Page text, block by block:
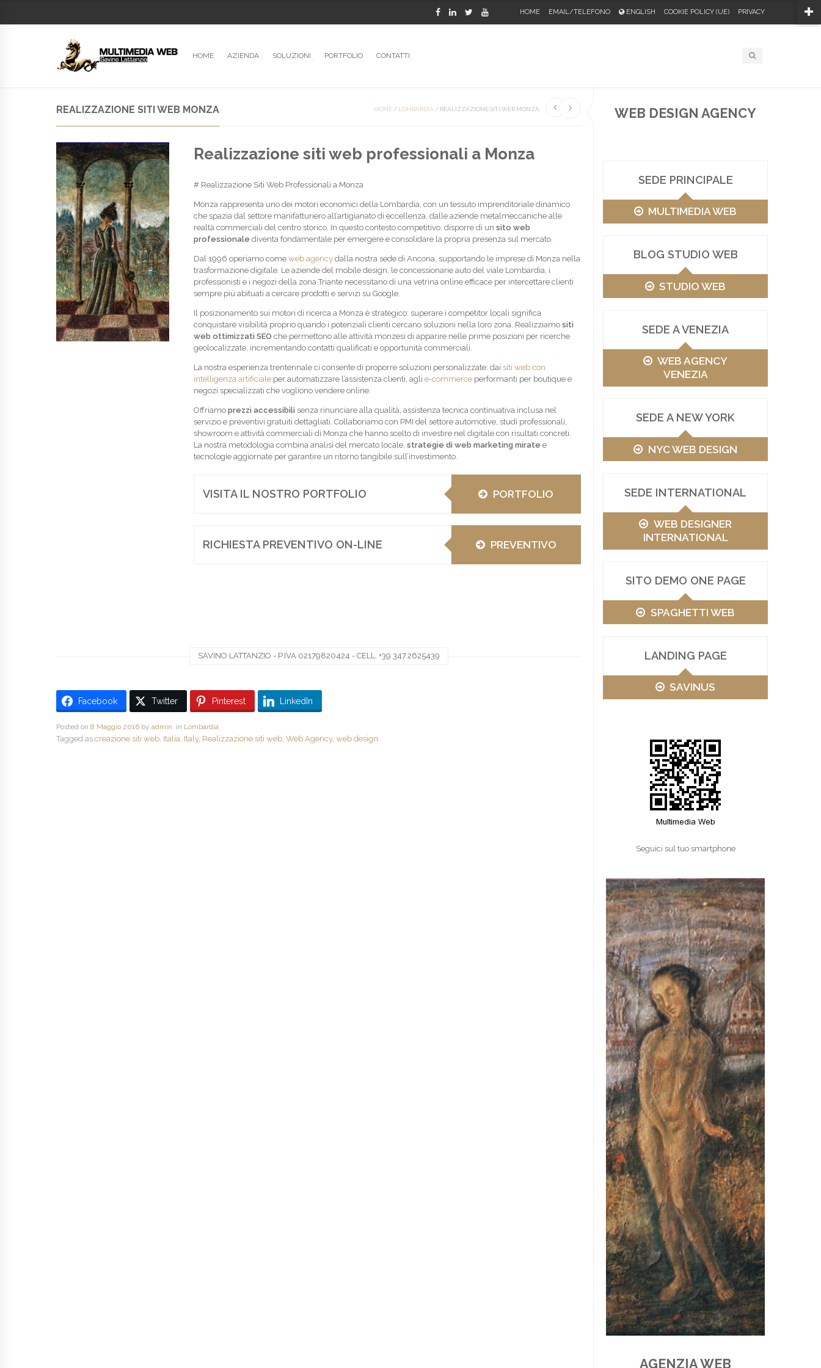
HOME EMAIL/TELEFONO ENGLISH COOKIE POLICY (UE) PRIVACY
HOME AZIENDA SOLUZIONI PORTFOLIO CONTATTI
WEB DESIGN AGENCY
SEDE PRINCIPALE
MULTIMEDIA WEB
BLOG STUDIO WEB
STUDIO WEB
SEDE A VENEZIA
WEB AGENCY
VENEZIA
SEDE A NEW YORK
NYC WEB DESIGN
SEDE INTERNATIONAL
WEB DESIGNER
INTERNATIONAL
SITO DEMO ONE PAGE
SPAGHETTI WEB
LANDING PAGE
SAVINUS
Seguici sul tuo smartphone
AGENZIA WEB
HOME / LOMBARDIA / REALIZZAZIONE SITI WEB MONZA
REALIZZAZIONE SITI WEB MONZA
Realizzazione siti web professionali a Monza
# Realizzazione Siti Web Professionali a Monza
Monza rappresenta uno dei motori economici della Lombardia, con un tessuto imprenditoriale dinamico
che spazia dal settore manifatturiero all’artigianato di eccellenza, dalle aziende metalmeccaniche alle
realtà commerciali del centro storico. In questo contesto competitivo, disporre di un sito web
professionale diventa fondamentale per emergere e consolidare la propria presenza sul mercato.
Dal 1996 operiamo come web agencydalla nostra sede di Ancona, supportando le imprese di Monza nella
trasformazione digitale. Le aziende del mobile design, le concessionarie auto del viale Lombardia, i
professionisti e i negozi della zona Triante necessitano di una vetrina online efficace per intercettare clienti
sempre più abituati a cercare prodotti e servizi su Google.
Il posizionamento sui motori di ricerca a Monza è strategico: superare i competitor locali significa
conquistare visibilità proprio quando i potenziali clienti cercano soluzioni nella loro zona. Realizziamo siti
web ottimizzati SEO che permettono alle attività monzesi di apparire nelle prime posizioni per ricerche
geolocalizzate, incrementando contatti qualificati e opportunità commerciali.
La nostra esperienza trentennale ci consente di proporre soluzioni personalizzate: dai siti web con
intelligenza artificialeper automatizzare l’assistenza clienti, agli e-commerceperformanti per boutique e
negozi specializzati che vogliono vendere online.
Offriamo prezzi accessibili senza rinunciare alla qualità, assistenza tecnica continuativa inclusa nel
servizio e preventivi gratuiti dettagliati. Collaboriamo con PMI del settore automotive, studi professionali,
showroom e attività commerciali di Monza che hanno scelto di investire nel digitale con risultati concreti.
La nostra metodologia combina analisi del mercato locale, strategie di web marketing mirate e
tecnologie aggiornate per garantire un ritorno tangibile sull’investimento.
VISITA IL NOSTRO PORTFOLIO PORTFOLIO
RICHIESTA PREVENTIVO ON-LINE PREVENTIVO
SAVINO LATTANZIO - P.IVA 02179820424 - CELL. +39 347.2625439
Facebook Twitter Pinterest LinkedIn
Posted on 8 Maggio 2016 by admin in Lombardia
Tagged as creazione siti web Italia Italy, Realizzazione siti web Web Agency, web design